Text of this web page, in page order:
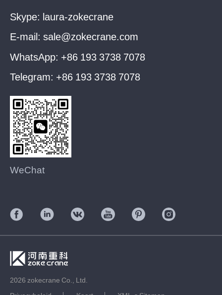
Skype: laura-zokecrane
E-mail: sale@zokecrane.com
WhatsApp: +86 193 3738 7078
Telegram: +86 193 3738 7078
WeChat
2026 zokecrane Co., Ltd.